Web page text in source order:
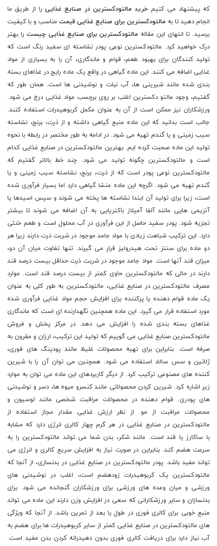
که پیشنهاد می کنیم خرید مالتودکسترین در صنایع غذاییرا از طریق ما
انجام دهید تا به مالتودکسترین برای صنایع غذایی قیمت مناسب و با کیفیت
برسید. تا انتهای این مقاله مالتودکسترین برای صنایع غذایی چیست را بهتر
درک خواهید کرد. مالتودکسترین نوعی پودر نشاسته ای سفید رنگ است که
تولید کنندگان برای بهبود طعم، قوام و ماندگاری، آن را به بسیاری از مواد
غذایی اضافه می کنند. این ماده گیاهی در واقع یک ماده رایج در غذاهای بسته
بندی شده مانند شیرینی ها، آب نبات و نوشیدنی ها است. همان طور که
گفتیم، وجود مالتو دکسترین اغلب بر روی برچسب مواد غذایی درج می شود.
ورزشکاران نیز ممکن است از آن به عنوان مکمل کربوهیدرات استفاده کنند.
جالب است بدانید که این ماده منبع گیاهی داشته و از ذرت، برنج، نشاسته
سیب زمینی و یا گندم تهیه می شود. در ادامه به طور مختصر در رابطه با نحوه
تولید این ماده صحبت کرده ایم. بهترین مالتودکسترین در صنایع غذایی کدام
است و مالتودکسترین چگونه تولید می شود. چند خط بالاتر گفتیم که
مالتودکسترین نوعی پودر است که از ذرت، برنج، نشاسته سیب زمینی و یا
گندم تهیه می شود. اگرچه این ماده منشا گیاهی دارد اما بسیار فرآوری شده
است، زیرا برای تولید آن ابتدا نشاسته ها پخته می شوند و سپس اسیدها یا
آنزیمی هایی مانند آلفا آمیلاز باکتریایی به آن اضافه می شوند تا بیشتر
تجزیه شود. پودر سفید حاصل از این فرآوری در آب محلول است و طعم خنثی
دارد. این ترکیب شباهت زیادی با مواد جامد موجود در شربت ذرت دارند زیرا هر
دو ماده برای سنتز تحت هیدرولیز قرار می گیرند. تنها تفاوت میان آن دو،
میزان قند آنها است. مواد جامد موجود در شربت ذرت حداقل بیست درصد قند
دارند در حالی که مالتودکسترین حاوی کمتر از بیست درصد قند است. موارد
مصرف مالتودکسترین در صنایع غذایی، مالتودکسترین به طور کلی به عنوان
یک ماده قوام دهنده یا پرکننده برای افزایش حجم مواد غذایی فرآوری شده
مورد استفاده قرار می گیرد. این ماده همچنین نگهدارنده ای است که ماندگاری
غذاهای بسته بندی شده را افزایش می دهد. در مرکز پخش و فروش
مالتودکسترین صنایع غذایی می گوییم که تولید این ترکیب، ارزان و مقرون به
صرفه است. بنابراین برای تهیه محصولات غلیظ مانند پودینگ های فوری،
ژلاتین و سس سالاد استفاده می شود. همچنین می توان آن را با شیرین
کننده های مصنوعی ترکیب کرد. از دیگر کاربردهای این ماده می توان به موارد
زیر اشاره کرد. شیرین کردن محصولاتی مانند کنسرو میوه ها، دسر و نوشیدنی
های پودری. قوام دهنده در محصولات مراقبت شخصی مانند لوسیون و
محصولات مراقبت از مو. از نظر ارزش غذایی مقدار مجاز استفاده از
مالتودکسترین در صنایع غذایی در هر گرم چهار کالری انرژی دارد که مشابه
با ساکارز یا قند است. مانند شکر، بدن شما می تواند مالتودکسترین را به
سرعت هضم کند. بنابراین در صورت نیاز به افزایش سریع کالری و انرژی می
تواند مفید باشد. پودر مالتودکسترین در صنایع غذایی در بدنسازی، از آنجا که
مالتودکسترین یک کربوهیدرات زودهضم است، اغلب در نوشیدنی های
ورزشی و میان وعده های ورزشی برای ورزشکاران گنجانده می شود. برای
بدنسازان و سایر ورزشکارانی که سعی در افزایش وزن دارند این ماده می تواند
منبع خوبی برای کالری فوری در طول یا بعد از تمرین باشد. از آنجا که ویژگی
های مالتودکسترین در صنایع غذایی کمتر از سایر کربوهیدرات ها برای هضم به
آب نیاز دارد برای دریافت کالری فوری بدون دهیدراته کردن بدن مفید است.